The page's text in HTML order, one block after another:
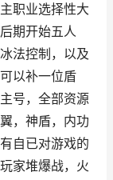
职业选择性大
期开始五人
法控制，以及
以补一位盾
号，全部资源
，神盾，内功
自已对游戏的
家堆爆战，火